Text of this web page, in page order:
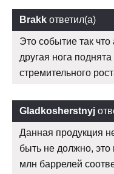
Brakk ответил(а)
Это событие так
другая нога
стремительного
Gladkosherstnyj
Данная продукция
быть не должно,
млн баррелей